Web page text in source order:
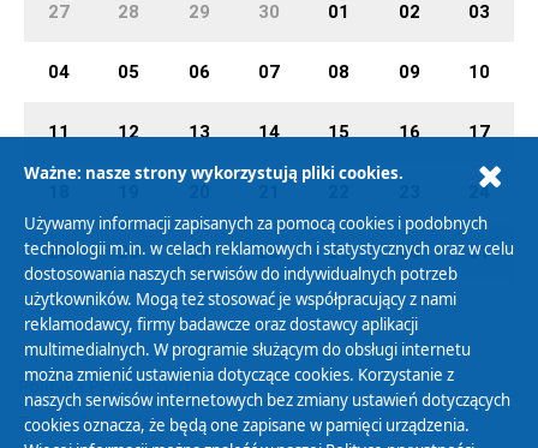
27 28 29 30 01 02 03
04 05 06 07 08 09 10
11 12 13 14 15 16 17
24
25 26 27 28 29 30 31
Polityka Prywatności
Zasady korzystania z Serwisu
Ważne: nasze strony wykorzystują pliki cookies.
Używamy informacji zapisanych za pomocą cookies i podobnych
technologii m.in. w celach reklamowych i statystycznych oraz w celu
dostosowania naszych serwisów do indywidualnych potrzeb
użytkowników. Mogą też stosować je współpracujący z nami
reklamodawcy, firmy badawcze oraz dostawcy aplikacji
multimedialnych. W programie służącym do obsługi internetu
można zmienić ustawienia dotyczące cookies. Korzystanie z
naszych serwisów internetowych bez zmiany ustawień dotyczących
cookies oznacza, że będą one zapisane w pamięci urządzenia.